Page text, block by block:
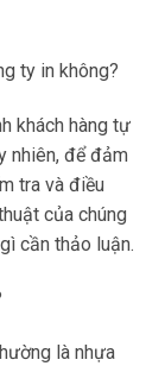
ty in không?
khách hàng tự
nhiên, để đảm
tra và điều
của chúng
cần thảo luận.
là nhựa